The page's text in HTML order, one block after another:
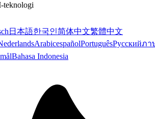
teknologi
日本語한국인简体中文繁體中文
ArabicespañolPortuguêsРусскийภา
Bahasa Indonesia